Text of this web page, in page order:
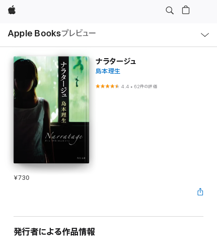
Apple
Apple Booksプレビュー
ル
ナラタージュ
島本理生
4.4 • 62件の評価
¥730
発行者による作品情報